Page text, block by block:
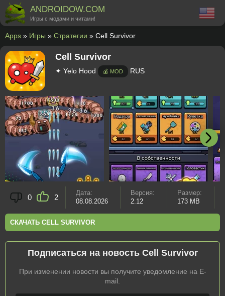
ANDROIDOW.COM
Игры с модами и читами!
Apps » Игры » Стратегии » Cell Survivor
Cell Survivor
✦ Yelo Hood 💰 MOD RUS
0 2
Дата:
08.08.2026
Версия:
2.12
Размер:
173 MB
СКАЧАТЬ CELL SURVIVOR
Подписаться на новость Cell Survivor
При изменении новости вы получите уведомление на E-
mail.